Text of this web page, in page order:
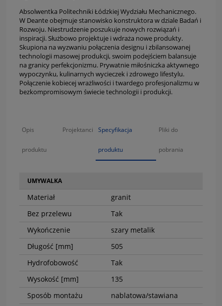
Absolwentka Politechniki Łódzkiej Wydziału Mechanicznego.
W Deante obejmuje stanowisko konstruktora w dziale Badań i
Rozwoju. Niestrudzenie poszukuje nowych rozwiązań i
inspiracji. Służbowo projektuje i wdraża nowe produkty.
Skupiona na wyzwaniu połączenia designu i zbilansowanej
technologii masowej produkcji, swoim podejściem balansuje
na granicy perfekcjonizmu. Prywatnie miłośniczka aktywnego
wypoczynku, kulinarnych wycieczek i zdrowego lifestylu.
Połączenie kobiecej wrażliwości i twardego profesjonalizmu w
bezkompromisowym świecie technologii i produkcji.
Opis
produktu
Projektanci Specyfikacja
produktu
Pliki do
pobrania
UMYWALKA
Materiał
granit
Bez przelewu
Tak
Wykończenie
szary metalik
Długość [mm]
505
Hydrofobowość
Tak
Wysokość [mm]
135
Sposób montażu
nablatowa/stawiana